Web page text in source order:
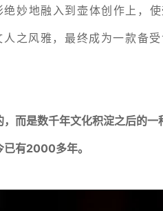
妙地融入到壶体创作上，
之风雅，最终成为一款备
而是数千年文化积淀之后的
有2000多年。